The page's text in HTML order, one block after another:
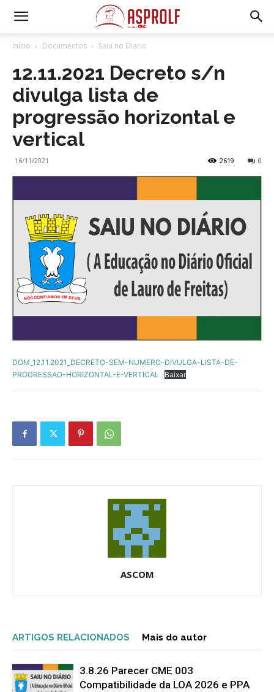
Início Documentos Saiu no Diario
12.11.2021 Decreto s/n
divulga lista de
progressão horizontal e
vertical
16/11/2021 0
2619
DOM_12.11.2021_DECRETO-SEM-NUMERO-DIVULGA-LISTA-DE-
PROGRESSAO-HORIZONTAL-E-VERTICAL
Baixar
ASCOM
ARTIGOS RELACIONADOS Mais do autor
3.8.26 Parecer CME 003
Compatibilidade da LOA 2026 e PPA